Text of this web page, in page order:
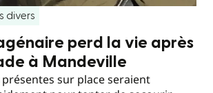
divers
perd la vie après
à Mandeville
sur place seraient